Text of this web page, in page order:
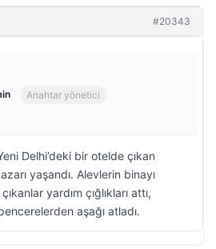
#20343
Anahtar yönetici
Delhi’deki bir otelde çıkan
yaşandı. Alevlerin binayı
yardım çığlıkları attı,
aşağı atladı.